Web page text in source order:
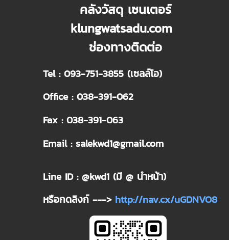
คลังวัสดุ เซนเตอร์
klungwatsadu.com
ช่องทางติดต่อ
Tel : 093-751-3855 (เซลล์โอ)
Office : 038-391-062
Fax : 038-391-063
Email : salekwd1@gmail.com
Line ID : @kwd1 (มี @ นำหน้า)
หรือกดลิงก์ ---> http://nav.cx/uGDNVO8